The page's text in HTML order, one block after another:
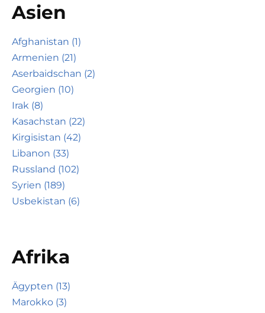
Asien
Afghanistan (1)
Armenien (21)
Aserbaidschan (2)
Georgien (10)
Irak (8)
Kasachstan (22)
Kirgisistan (42)
Libanon (33)
Russland (102)
Syrien (189)
Usbekistan (6)
Afrika
Ägypten (13)
Marokko (3)